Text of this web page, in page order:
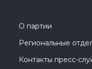
О партии
Региональные
Контакты пресс-